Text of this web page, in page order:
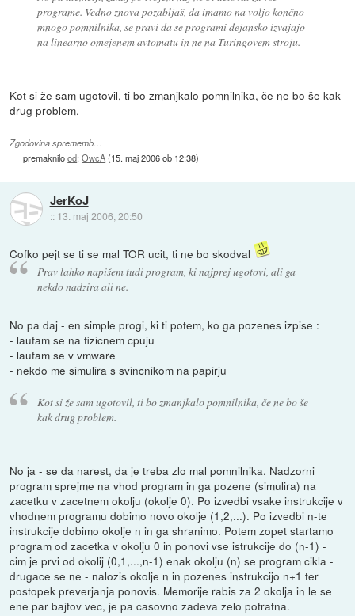
programe. Vedno znova pozabljaš, da imamo na voljo končno
mnogo pomnilnika, se pravi da se programi dejansko izvajajo
na linearno omejenem avtomatu in ne na Turingovem stroju.
Kot si že sam ugotovil, ti bo zmanjkalo pomnilnika, če ne bo še kak
drug problem.
Zgodovina sprememb…
premaknilood:OwcA(15. maj 2006 ob 12:38)
JerKoJ
:: 13. maj 2006, 20:50
Cofko pejt se ti se mal TOR ucit, ti ne bo skodval
Prav lahko napišem tudi program, ki najprej ugotovi, ali ga
nekdo nadzira ali ne.
No pa daj - en simple progi, ki ti potem, ko ga pozenes izpise :
- laufam se na fizicnem cpuju
- laufam se v vmware
- nekdo me simulira s svincnikom na papirju
Kot si že sam ugotovil, ti bo zmanjkalo pomnilnika, če ne bo še
kak drug problem.
No ja - se da narest, da je treba zlo mal pomnilnika. Nadzorni
program sprejme na vhod program in ga pozene (simulira) na
zacetku v zacetnem okolju (okolje 0). Po izvedbi vsake instrukcije v
vhodnem programu dobimo novo okolje (1,2,...). Po izvedbi n-te
instrukcije dobimo okolje n in ga shranimo. Potem zopet startamo
program od zacetka v okolju 0 in ponovi vse istrukcije do (n-1) -
cim je prvi od okolij (0,1,...,n-1) enak okolju (n) se program cikla -
drugace se ne - nalozis okolje n in pozenes instrukcijo n+1 ter
postopek preverjanja ponovis. Memorije rabis za 2 okolja in le se
ene par bajtov vec, je pa casovno zadeva zelo potratna.